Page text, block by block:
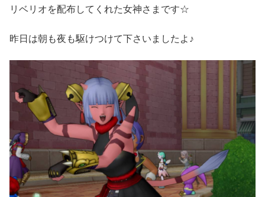
リベリオを配布してくれた女神さまです☆
昨日は朝も夜も駆けつけて下さいましたよ♪